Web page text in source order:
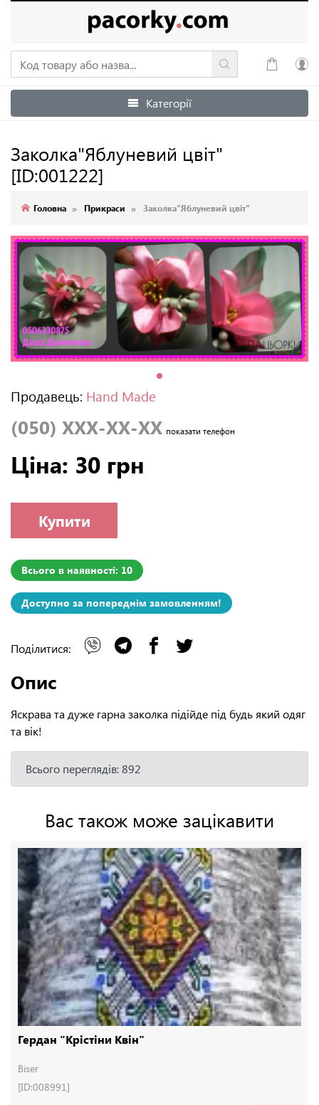
Увійти
Категорії
Заколка"Яблуневий цвіт"
[ID:001222]
Головна Прикраси Заколка"Яблуневий цвіт"
Продавець: Hand Made
(050) XXX-XX-XX показати телефон
Ціна: 30 грн
Купити
Всього в наявності: 10
Доступно за попереднім замовленням!
Поділитися:
Опис
Яскрава та дуже гарна заколка підійде під будь який одяг
та вік!
Всього переглядів: 892
Вас також може зацікавити
Гердан "Крістіни Квін"
Biser
[ID:008991]